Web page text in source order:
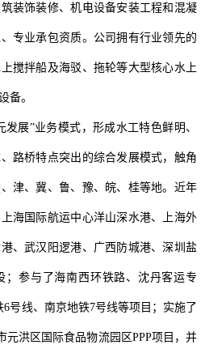
装饰装修、机电设备安装工程和混凝
专业承包资质。公司拥有行业领先的
搅拌船及海驳、拖轮等大型核心水上
备。
展”业务模式，形成水工特色鲜明、
路桥特点突出的综合发展模式，触角
津、冀、鲁、豫、皖、桂等地。近年
海国际航运中心洋山深水港、上海外
、武汉阳逻港、广西防城港、深圳盐
；参与了海南西环铁路、沈丹客运专
号线、南京地铁7号线等项目；实施了
元洪区国际食品物流园区PPP项目，并